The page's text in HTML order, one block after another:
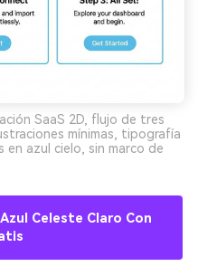
SaaS 2D, flujo de tres
mínimas, tipografía
azul cielo, sin marco de
Celeste Claro Con